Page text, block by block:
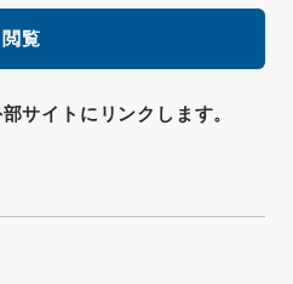
閲覧
サイトにリンクします。